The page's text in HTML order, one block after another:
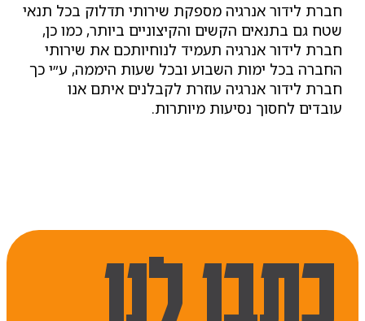
חברת לידור אנרגיה מספקת שירותי תדלוק בכל תנאי
שטח גם בתנאים הקשים והקיצוניים ביותר, כמו כן,
חברת לידור אנרגיה תעמיד לנוחיותכם את שירותי
החברה בכל ימות השבוע ובכל שעות היממה, ע״י כך
חברת לידור אנרגיה עוזרת לקבלנים איתם אנו
עובדים לחסוך נסיעות מיותרות.
כתבו לנו